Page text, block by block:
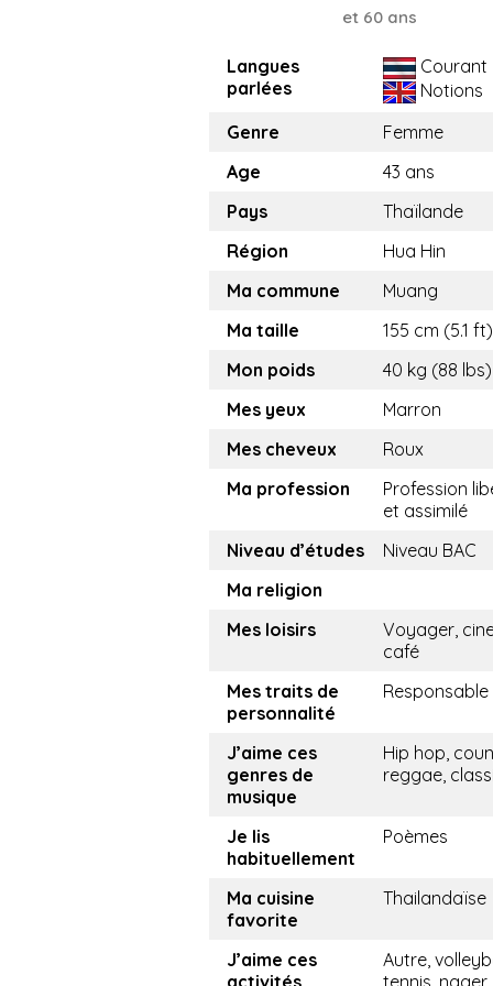
et 60 ans
Langues
parlées
Courant
Notions
Genre
Femme
Age
43 ans
Pays
Thaïlande
Région
Hua Hin
Ma commune
Muang
Ma taille
155 cm (5.1 ft)
Mon poids
40 kg (88 lbs)
Mes yeux
Marron
Mes cheveux
Roux
Ma profession
Profession
et assimilé
Niveau d’études
Niveau BAC
Ma religion
Mes loisirs
Voyager,
café
Mes traits de
personnalité
Responsable
J’aime ces
genres de
musique
Hip hop,
reggae,
Je lis
habituellement
Poèmes
Ma cuisine
favorite
Thailandaïse
J’aime ces
Autre,